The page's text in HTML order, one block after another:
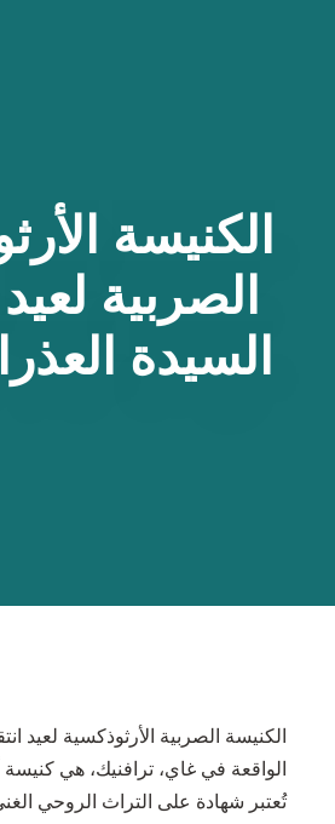
الكنيسة
الصربية لعيد
السيدة
الكنيسة الصربية الأرثوذكسية لعيد
الواقعة في غاي، ترافنيك، هي كنيسة
تُعتبر شهادة على التراث الروحي